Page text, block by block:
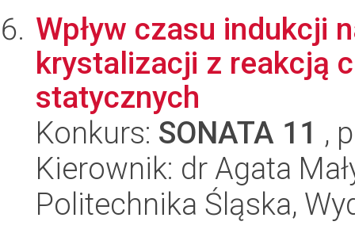
Wpływ czasu indukcji
krystalizacji z reakcją
statycznych
Konkurs: SONATA 11 ,
Kierownik: dr Agata
Politechnika Śląska,